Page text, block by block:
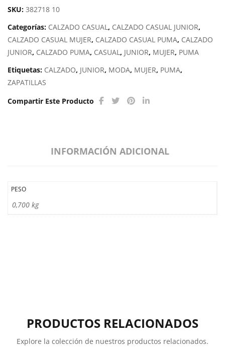
SKU: 382718 10
Categorías: CALZADO CASUAL, CALZADO CASUAL JUNIOR,
CALZADO CASUAL MUJER, CALZADO CASUAL PUMA, CALZADO
JUNIOR, CALZADO PUMA, CASUAL, JUNIOR, MUJER, PUMA
Etiquetas: CALZADO, JUNIOR, MODA, MUJER, PUMA,
ZAPATILLAS
Compartir Este Producto
INFORMACIÓN ADICIONAL
PESO
0,700 kg
PRODUCTOS RELACIONADOS
Explore la colección de nuestros productos relacionados.